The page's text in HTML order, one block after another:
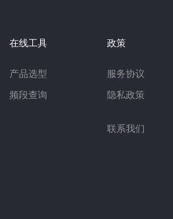
在线工具
产品选型
频段查询
政策
服务协议
隐私政策
联系我们